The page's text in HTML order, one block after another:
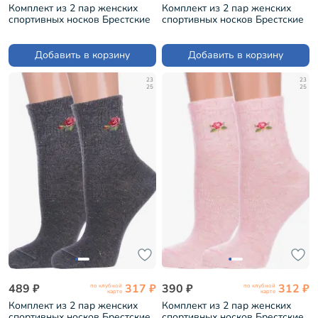
Комплект из 2 пар женских
спортивных носков Брестские
ИЗУМРУДНЫЕ МЕЛАНЖ (2-
23С1155)Добавить в корзину
Комплект из 2 пар женских
спортивных носков Брестские
МЕЛАНЖ (2-23С1155)
Добавить в корзину
23
25
489 ₽ по клубной
карте 317 ₽
Комплект из 2 пар женских
23
25
390 ₽ по клубной
карте 312 ₽
Комплект из 2 пар женских